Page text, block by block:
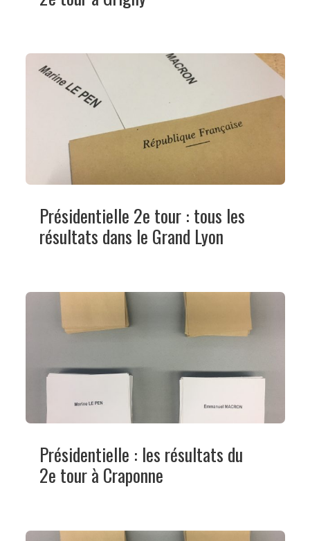
Présidentielle 2e tour : tous les
résultats dans le Grand Lyon
Présidentielle : les résultats du
2e tour à Craponne